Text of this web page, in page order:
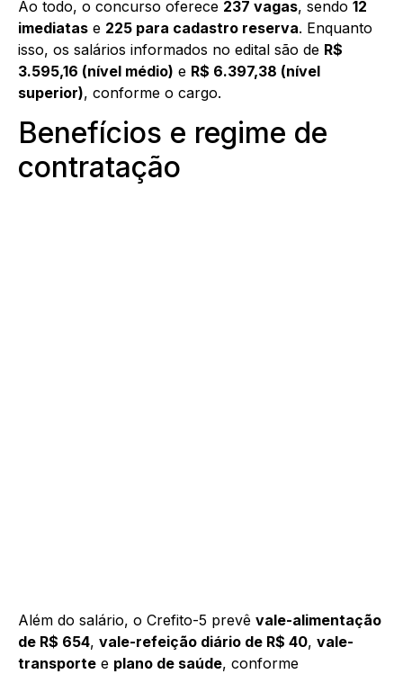
Ao todo, o concurso oferece 237 vagas, sendo 12
imediatas e 225 para cadastro reserva. Enquanto
isso, os salários informados no edital são de R$
3.595,16 (nível médio) e R$ 6.397,38 (nível
superior), conforme o cargo.
Benefícios e regime de
contratação
Além do salário, o Crefito-5 prevê vale-alimentação
de R$ 654, vale-refeição diário de R$ 40, vale-
transporte e plano de saúde, conforme